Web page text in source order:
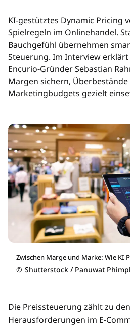
KI-gestütztes Dynamic Pricing
Spielregeln im Onlinehandel.
Bauchgefühl übernehmen
Steuerung. Im Interview
Encurio-Gründer Sebastian
Margen sichern,
Marketingbudgets gezielt
Zwischen Marge und Marke: Wie KI
© Shutterstock / Panuwat
Die Preissteuerung zählt zu
Herausforderungen im E-